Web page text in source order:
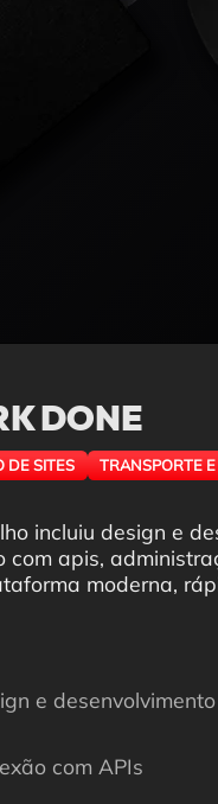
DONE
DE SITES TRANSPORTE
incluiu design e
com apis,
moderna,
e
com APIs